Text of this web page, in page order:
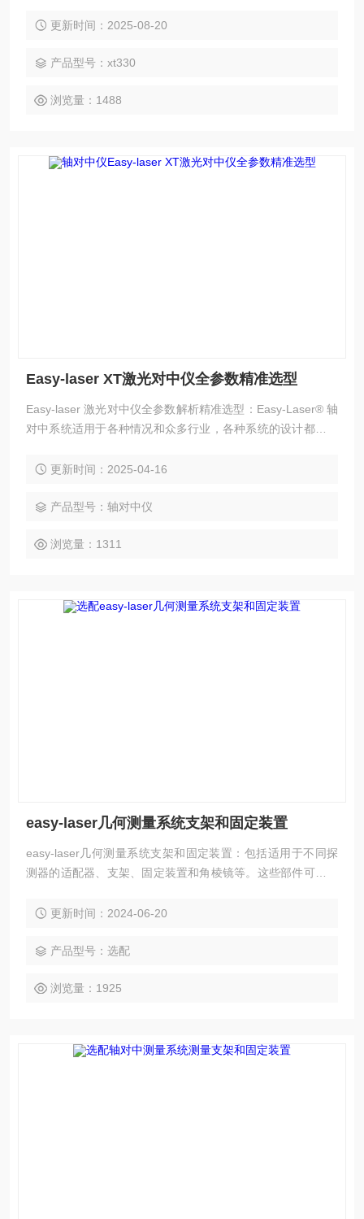
高、速度快、操作简单、数据直观等优点，被广泛应用于各个
更新时间：2025-08-20
产品型号：xt330
浏览量：1488
Easy-laser XT激光对中仪全参数精准选型
Easy-laser 激光对中仪全参数解析精准选型：Easy-Laser® 轴
对中系统适用于各种情况和众多行业，各种系统的设计都易于
峻的环境中也能获得可靠的测量值和较高的可靠性。
更新时间：2025-04-16
产品型号：轴对中仪
浏览量：1311
easy-laser几何测量系统支架和固定装置
easy-laser几何测量系统支架和固定装置：包括适用于不同探
测器的适配器、支架、固定装置和角棱镜等。这些部件可用于
目标和可定制直径等特点。
更新时间：2024-06-20
产品型号：选配
浏览量：1925